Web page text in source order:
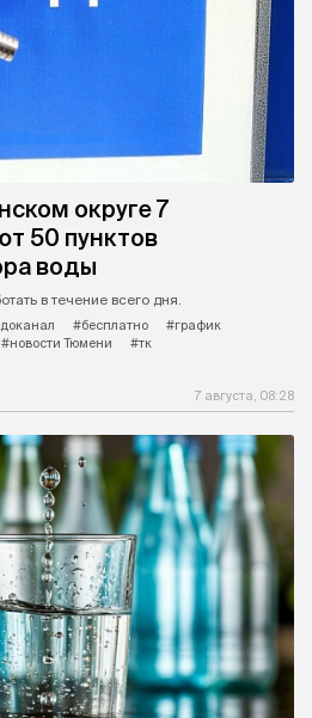
округе 7
50 пунктов
воды
в течение всего дня.
#бесплатно
#график
#новости Тюмени #тк
7 августа, 08:28